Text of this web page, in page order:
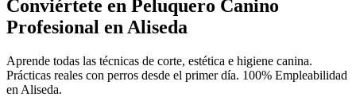
Conviértete en Peluquero Canino
Profesional en Aliseda
Aprende todas las técnicas de corte, estética e higiene canina.
Prácticas reales con perros desde el primer día. 100% Empleabilidad
en Aliseda.